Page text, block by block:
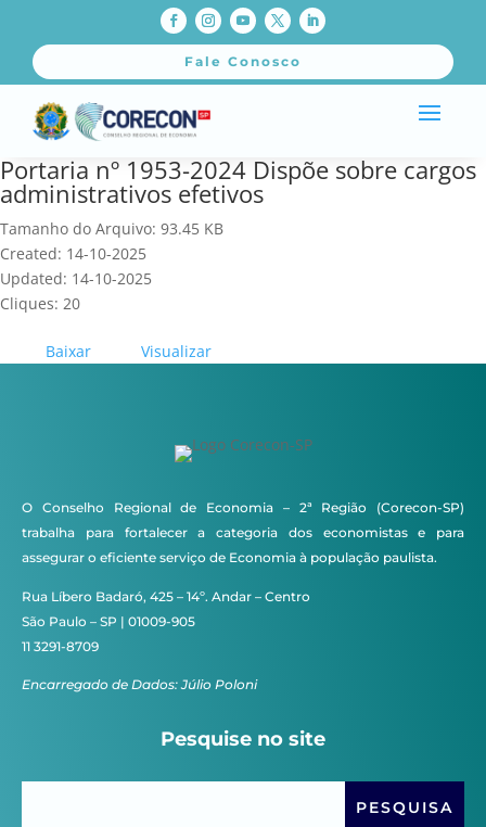
Fale Conosco
Portaria nº 1953-2024 Dispõe sobre cargos
administrativos efetivos
Tamanho do Arquivo: 93.45 KB
Created: 14-10-2025
Updated: 14-10-2025
Cliques: 20
Baixar Visualizar
O Conselho Regional de Economia – 2ª Região (Corecon-SP)
trabalha para fortalecer a categoria dos economistas e para
assegurar o eficiente serviço de Economia à população paulista.
Rua Líbero Badaró, 425 – 14º. Andar – Centro
São Paulo – SP | 01009-905
11 3291-8709
Encarregado de Dados: Júlio Poloni
Pesquise no site